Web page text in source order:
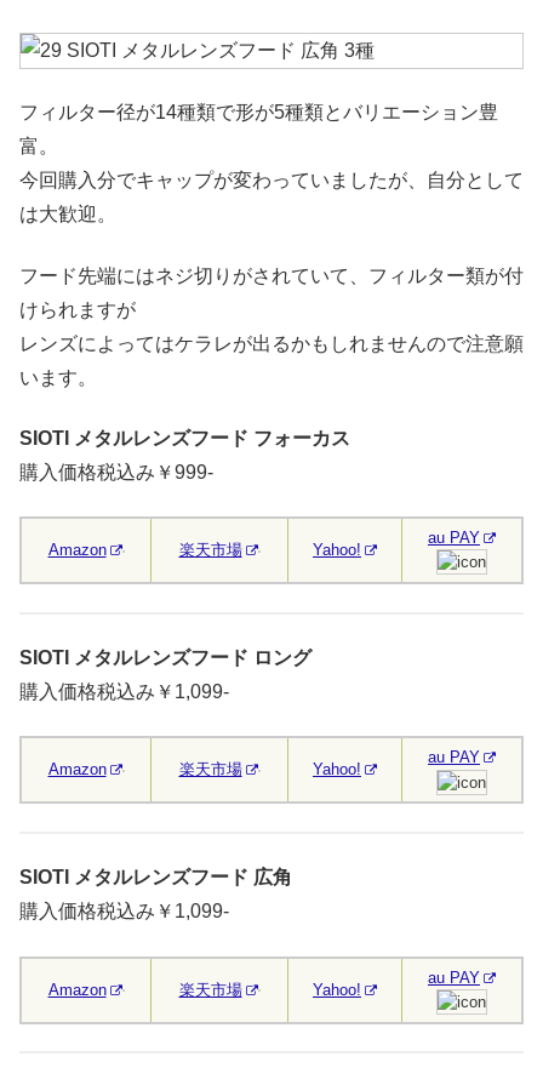
フィルター径が14種類で形が5種類とバリエーション豊
富。
今回購入分でキャップが変わっていましたが、自分として
は大歓迎。
フード先端にはネジ切りがされていて、フィルター類が付
けられますが
レンズによってはケラレが出るかもしれませんので注意願
います。
SIOTI メタルレンズフード フォーカス
購入価格税込み￥999-
Amazon 楽天市場 Yahoo!
au PAY
SIOTI メタルレンズフード ロング
購入価格税込み￥1,099-
Amazon 楽天市場 Yahoo!
au PAY
SIOTI メタルレンズフード 広角
購入価格税込み￥1,099-
Amazon 楽天市場 Yahoo!
au PAY